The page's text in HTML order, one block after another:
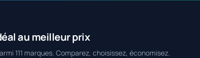
au meilleur prix
111 marques. Comparez, choisissez, économisez.